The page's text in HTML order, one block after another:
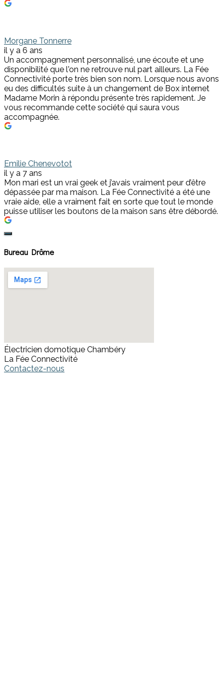
Morgane Tonnerre
il y a 6 ans
Un accompagnement personnalisé, une écoute et une
disponibilité que l'on ne retrouve nul part ailleurs. La Fée
Connectivité porte très bien son nom. Lorsque nous avons
eu des difficultés suite à un changement de Box internet
Madame Morin à répondu présente très rapidement. Je
vous recommande cette société qui saura vous
accompagnée.
Emilie Chenevotot
il y a 7 ans
Mon mari est un vrai geek et j’avais vraiment peur d’être
dépassée par ma maison. La Fée Connectivité a été une
vraie aide, elle a vraiment fait en sorte que tout le monde
puisse utiliser les boutons de la maison sans être débordé.
Bureau Drôme
Électricien domotique Chambéry
La Fée Connectivité
Contactez-nous